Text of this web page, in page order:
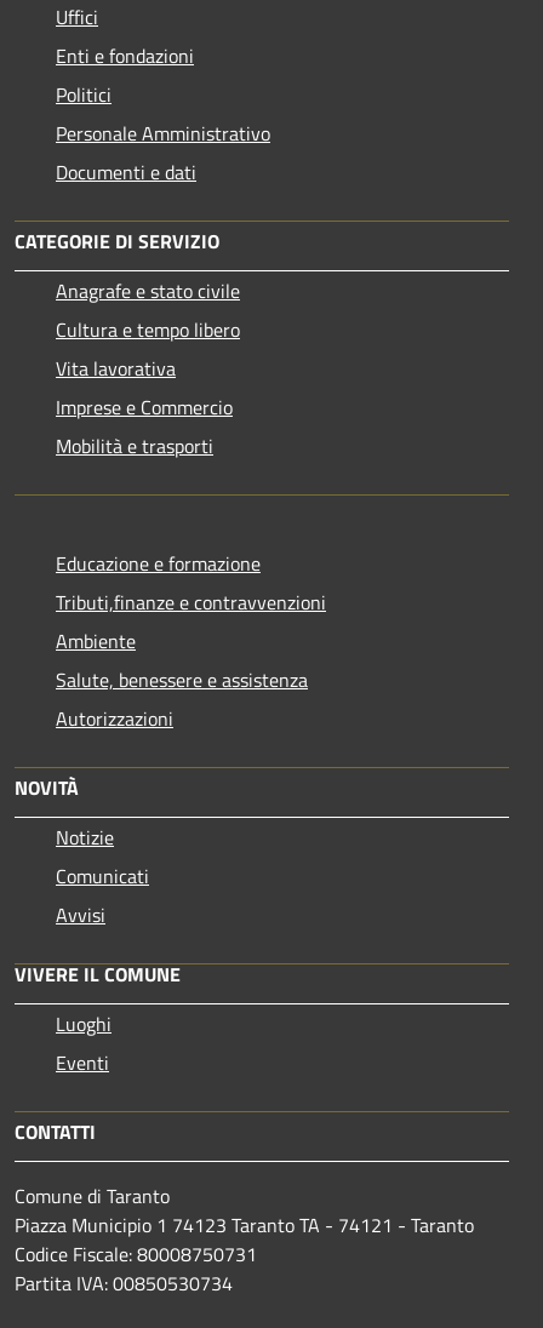
Uffici
Enti e fondazioni
Politici
Personale Amministrativo
Documenti e dati
CATEGORIE DI SERVIZIO
Anagrafe e stato civile
Cultura e tempo libero
Vita lavorativa
Imprese e Commercio
Mobilità e trasporti
Educazione e formazione
Tributi,finanze e contravvenzioni
Ambiente
Salute, benessere e assistenza
Autorizzazioni
NOVITÀ
Notizie
Comunicati
Avvisi
VIVERE IL COMUNE
Luoghi
Eventi
CONTATTI
Comune di Taranto
Piazza Municipio 1 74123 Taranto TA - 74121 - Taranto
Codice Fiscale: 80008750731
Partita IVA: 00850530734